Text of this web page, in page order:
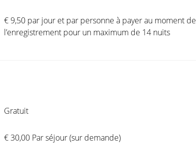
€ 9,50 par jour et par personne à payer au moment de
l’enregistrement pour un maximum de 14 nuits
Gratuit
€ 30,00 Par séjour (sur demande)